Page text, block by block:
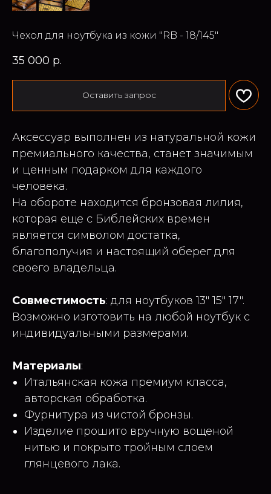
Чехол для ноутбука из кожи "RB - 18/145"
35 000 р.
Оставить запрос
Аксессуар выполнен из натуральной кожи
премиального качества, станет значимым
и ценным подарком для каждого
человека.
На обороте находится бронзовая лилия,
которая еще с Библейских времен
является символом достатка,
благополучия и настоящий оберег для
своего владельца.
Совместимость: для ноутбуков 13" 15" 17".
Возможно изготовить на любой ноутбук с
индивидуальными размерами.
Материалы:
Итальянская кожа премиум класса,
авторская обработка.
Фурнитура из чистой бронзы.
Изделие прошито вручную вощеной
нитью и покрыто тройным слоем
глянцевого лака.